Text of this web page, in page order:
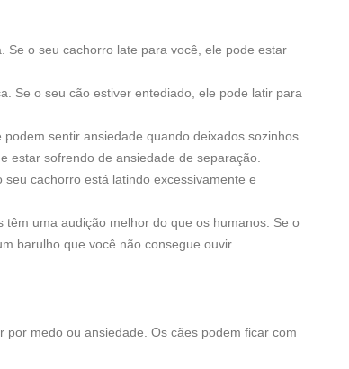
Se o seu cachorro late para você, ele pode estar
Se o seu cão estiver entediado, ele pode latir para
sentir ansiedade quando deixados sozinhos.
estar sofrendo de ansiedade de separação.
cachorro está latindo excessivamente e
uma audição melhor do que os humanos. Se o
barulho que você não consegue ouvir.
medo ou ansiedade. Os cães podem ficar com